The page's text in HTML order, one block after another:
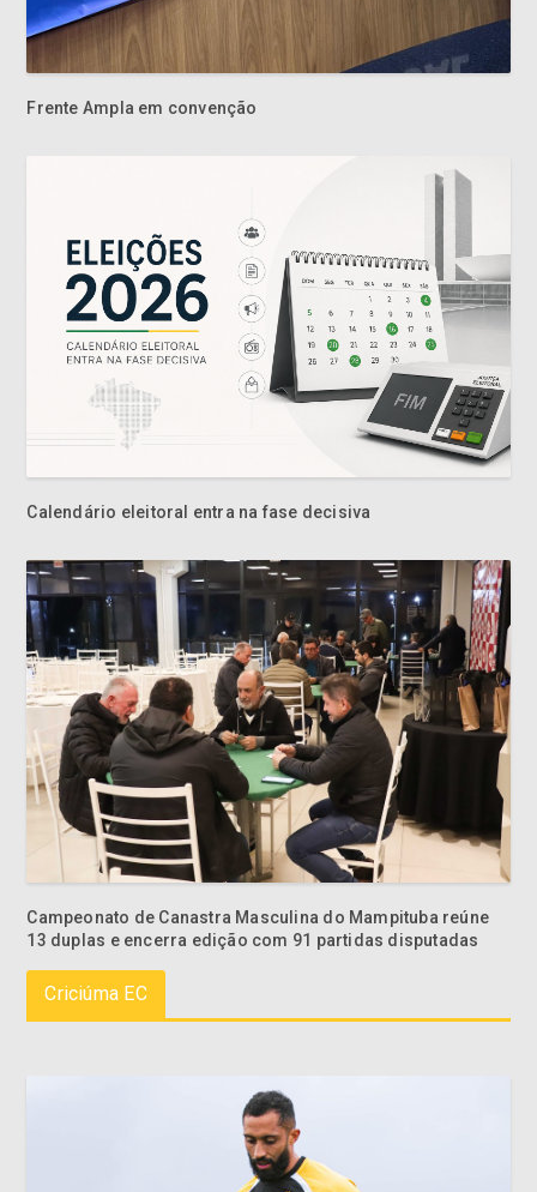
Frente Ampla em convenção
Calendário eleitoral entra na fase decisiva
Campeonato de Canastra Masculina do Mampituba reúne
13 duplas e encerra edição com 91 partidas disputadas
Criciúma EC